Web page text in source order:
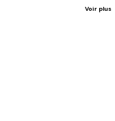
Voir plus